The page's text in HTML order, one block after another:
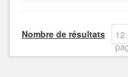
Nombre de résultats
12